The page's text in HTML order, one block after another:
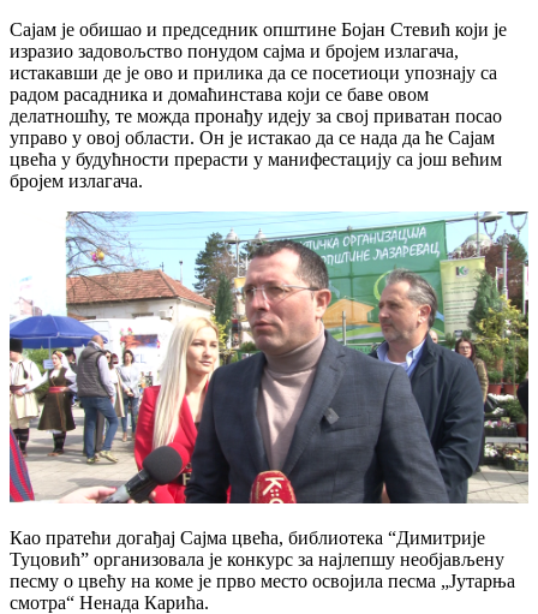
Сајам је обишао и председник општине Бојан Стевић који је
изразио задовољство понудом сајма и бројем излагача,
истакавши де је ово и прилика да се посетиоци упознају са
радом расадника и домаћинстава који се баве овом
делатношћу, те можда пронађу идеју за свој приватан посао
управо у овој области. Он је истакао да се нада да ће Сајам
цвећа у будућности прерасти у манифестацију са још већим
бројем излагача.
Као пратећи догађај Сајма цвећа, библиотека “Димитрије
Туцовић” организовала је конкурс за најлепшу необјављену
песму о цвећу на коме је прво место освојила песма „Јутарња
смотра“ Ненада Карића.